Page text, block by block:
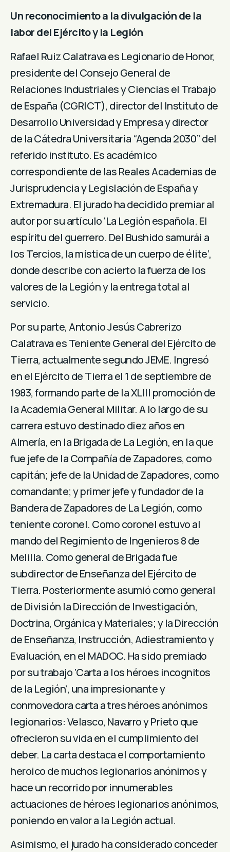
Un reconocimiento a la divulgación de la
labor del Ejército y la Legión
Rafael Ruiz Calatrava es Legionario de Honor,
presidente del Consejo General de
Relaciones Industriales y Ciencias el Trabajo
de España (CGRICT), director del Instituto de
Desarrollo Universidad y Empresa y director
de la Cátedra Universitaria “Agenda 2030” del
referido instituto. Es académico
correspondiente de las Reales Academias de
Jurisprudencia y Legislación de España y
Extremadura. El jurado ha decidido premiar al
autor por su artículo ‘La Legión española. El
espíritu del guerrero. Del Bushido samurái a
los Tercios, la mística de un cuerpo de élite’,
donde describe con acierto la fuerza de los
valores de la Legión y la entrega total al
servicio.
Por su parte, Antonio Jesús Cabrerizo
Calatrava es Teniente General del Ejército de
Tierra, actualmente segundo JEME. Ingresó
en el Ejército de Tierra el 1 de septiembre de
1983, formando parte de la XLIII promoción de
la Academia General Militar. A lo largo de su
carrera estuvo destinado diez años en
Almería, en la Brigada de La Legión, en la que
fue jefe de la Compañía de Zapadores, como
capitán; jefe de la Unidad de Zapadores, como
comandante; y primer jefe y fundador de la
Bandera de Zapadores de La Legión, como
teniente coronel. Como coronel estuvo al
mando del Regimiento de Ingenieros 8 de
Melilla. Como general de Brigada fue
subdirector de Enseñanza del Ejército de
Tierra. Posteriormente asumió como general
de División la Dirección de Investigación,
Doctrina, Orgánica y Materiales; y la Dirección
de Enseñanza, Instrucción, Adiestramiento y
Evaluación, en el MADOC. Ha sido premiado
por su trabajo ‘Carta a los héroes incognitos
de la Legión’, una impresionante y
conmovedora carta a tres héroes anónimos
legionarios: Velasco, Navarro y Prieto que
ofrecieron su vida en el cumplimiento del
deber. La carta destaca el comportamiento
heroico de muchos legionarios anónimos y
hace un recorrido por innumerables
actuaciones de héroes legionarios anónimos,
poniendo en valor a la Legión actual.
Asimismo, el jurado ha considerado conceder